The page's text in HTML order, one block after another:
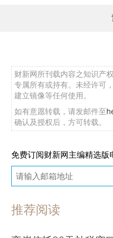
财新网所刊载内容之知识产
专属所有或持有。未经许可
建立镜像等任何使用。
如有意愿转载，请发邮件至
确认及授权后，方可转载。
免费订阅财新网主编精选版
推荐阅读